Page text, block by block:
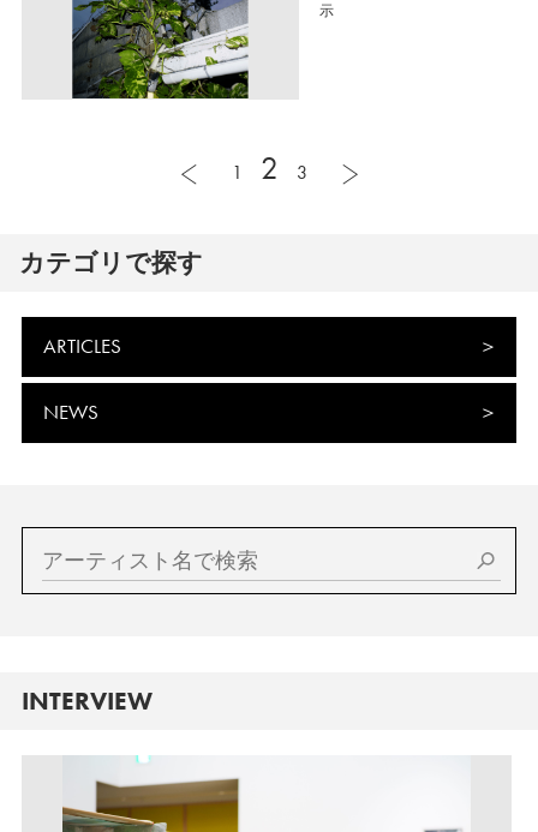
示
1 2 3
カテゴリで探す
ARTICLES
NEWS
INTERVIEW